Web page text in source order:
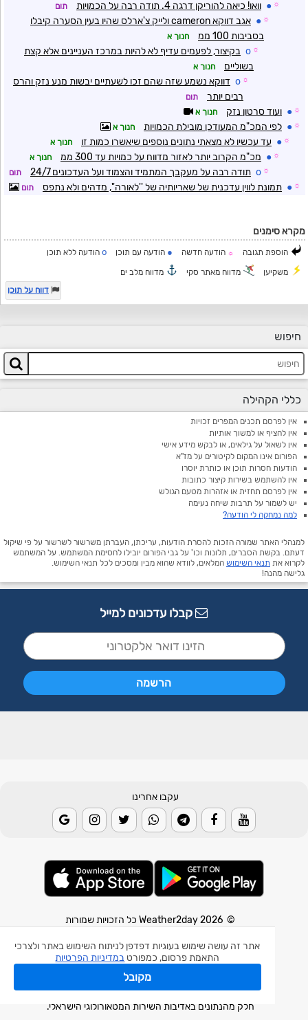
אתר זה עושה שימוש בעוגיות דפדפן לניתוח השימוש באתר ולצרכי
התאמת פרסום, כמפורט במדיניות הפרטיות
מקובל
☼
● וואו! כיאה להוריקן דרגה 4. תודה רבה על הכמויות תום
☼
●
אגב דווקא cameron ולייק צ'ארלס שהיו בעין הסערה קיבלו
בסביבות 100 ממ
חנוך א
☼
o בקיצור, לפעמים עדיף לא להיות במרכז העניינים אלא קצת
בשוליים
חנוך א
☼
o דווקא נשמע שזה שהם זכו לשעתיים יבשות מנע נזק והרס
רבים יותר
תום
☼
● ועוד סרטון נזק חנוך א
☼
● לפי המכ"מ המעודכן מובילת הכמויות חנוך א
☼
● עד עכשיו לא מצאתי נתונים נוספים שיאשרו כמות זו חנוך א
☼
● מכ"מ הקרוב יותר לאזור מדווח על כמויות עד 300 ממ חנוך א
☼
o תודה רבה על מעקבך המתמיד והצמוד ועל העדכונים 24/7 תום
☼
● תמונת לווין עדכנית של שאריותיה של ''לאורה'', מדהים ולא נתפס תום
מקרא סימנים
הוספת תגובה ☼ הודעה חדשה ● הודעה עם תוכן o הודעה ללא תוכן
משקיען מדווח מאתר סקי
מדווח מלב ים
דווח על תוכן
חיפוש
כללי הקהילה
אין לפרסם תכנים המפרים זכויות
אין להציף או למשוך אותיות
אין לשאול על גילאים, או לבקש מידע אישי
הפורום אינו המקום לקיטורים על מז"א
הודעות חסרות תוכן או כותרת יוסרו
אין להשתמש בשירות קיצור כתובות
אין לפרסם תחזית או אזהרות מטעם הגולש
יש לשמור על תרבות שיחה נעימה
למה נמחקה לי הודעה?
למנהלי האתר שמורה הזכות להסרת הודעות, עריכתן, העברתן משרשור לשרשור על פי שיקול
דעתם. בקשת הסברים, תלונות וכו' על גבי הפורום יובילו לחסימת המשתמש. על המשתמש
לקרוא את תנאי השימוש המלאים, לוודא שהוא מבין ומסכים לכל תנאי השימוש.
גלישה מהנה!
קבלו עדכונים למייל
עקבו אחרינו
© 2026 Weather2day כל הזכויות שמורות
אפליקצית מזג אוויר
אפליקצית רעידת אדמה
אפליקצית מכ"ם גשם
חלק מהנתונים באדיבות השירות המטאורולוגי הישראלי.